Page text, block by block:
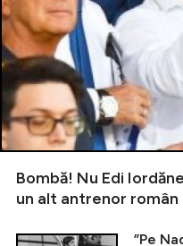
Bombă! Nu Edi
un alt antrenor
”Pe